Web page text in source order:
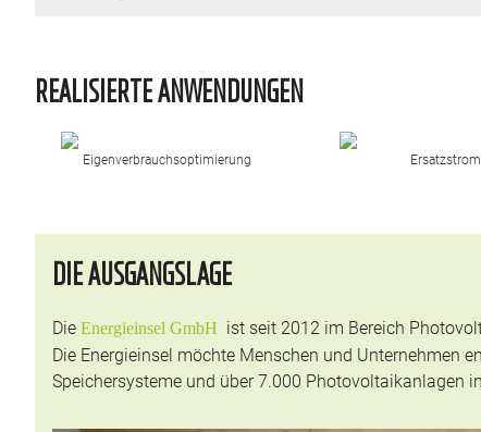
REALISIERTE ANWENDUNGEN
Eigenverbrauchsoptimierung Ersatzstrom
DIE AUSGANGSLAGE
Die Energieinsel GmbH ist seit 2012 im Bereich
Die Energieinsel möchte Menschen und Unternehmen
Speichersysteme und über 7.000 Photovoltaikanlagen